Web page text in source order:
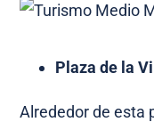
Plaza de la
Alrededor de esta